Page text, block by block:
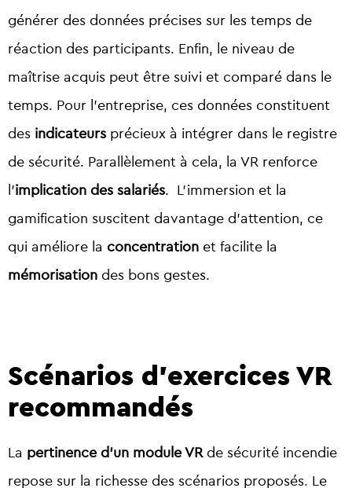
générer des données précises sur les temps de
réaction des participants. Enfin, le niveau de
maîtrise acquis peut être suivi et comparé dans le
temps. Pour l’entreprise, ces données constituent
des indicateurs précieux à intégrer dans le registre
de sécurité. Parallèlement à cela, la VR renforce
l’implication des salariés. L’immersion et la
gamification suscitent davantage d’attention, ce
qui améliore la concentration et facilite la
mémorisation des bons gestes.
Scénarios d’exercices VR
recommandés
La pertinence d’un module VRde sécurité incendie
repose sur la richesse des scénarios proposés. Le